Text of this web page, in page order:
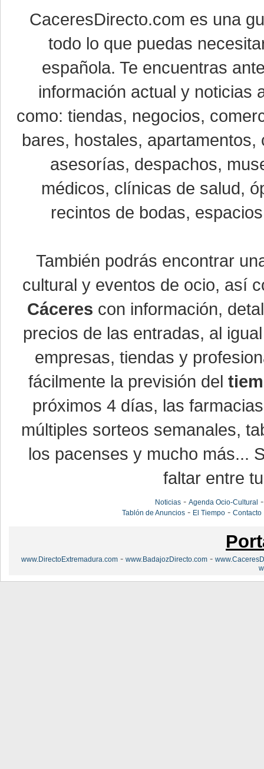
CaceresDirecto.com es una
todo lo que puedas
española. Te encuentras
información actual y noticias
como: tiendas, negocios,
bares, hostales,
asesorías, despachos,
médicos, clínicas de salud,
recintos de bodas,
También podrás encontrar
cultural y eventos de ocio, así
Cáceres con información,
precios de las entradas, al
empresas, tiendas y
fácilmente la previsión del
próximos 4 días, las
múltiples sorteos semanales,
los pacenses y mucho más...
faltar entre
Noticias -Agenda Ocio-Cultural
Tablón de Anuncios - El Tiempo -Contacto
www.DirectoExtremadura.com - www.BadajozDirecto.com -